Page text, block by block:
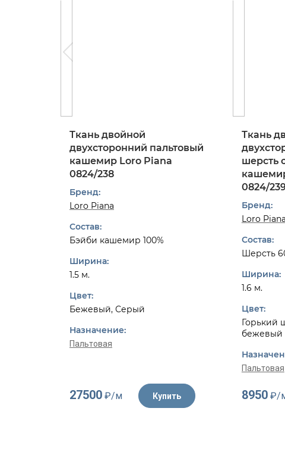
Ткань двойной
двухсторонний пальтовый
кашемир Loro Piana
0824/238
Бренд:
Loro Piana
Состав:
Бэйби кашемир 100%
Ширина:
1.5 м.
Цвет:
Бежевый, Серый
Назначение:
Пальтовая
27500 ₽/м Купить
Ткань
шерсть
0824/
Бренд:
Loro Piana
Состав:
Шерсть
Ширина:
1.6 м.
Цвет:
Горький
бежевый
Пальтовая
8950₽/